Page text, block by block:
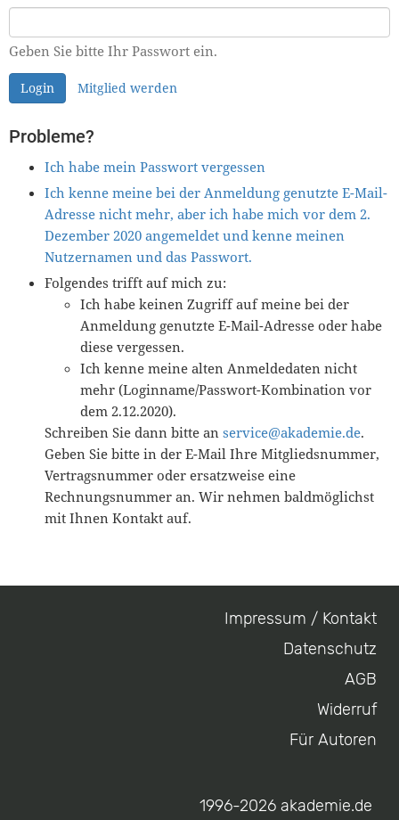
Geben Sie bitte Ihr Passwort ein.
Login Mitglied werden
Probleme?
Ich habe mein Passwort vergessen
Ich kenne meine bei der Anmeldung genutzte E-Mail-
Adresse nicht mehr, aber ich habe mich vor dem 2.
Dezember 2020 angemeldet und kenne meinen
Nutzernamen und das Passwort.
Folgendes trifft auf mich zu:
Ich habe keinen Zugriff auf meine bei der
Anmeldung genutzte E-Mail-Adresse oder habe
diese vergessen.
Ich kenne meine alten Anmeldedaten nicht
mehr (Loginname/Passwort-Kombination vor
dem 2.12.2020).
Schreiben Sie dann bitte an service@akademie.de.
Geben Sie bitte in der E-Mail Ihre Mitgliedsnummer,
Vertragsnummer oder ersatzweise eine
Rechnungsnummer an. Wir nehmen baldmöglichst
mit Ihnen Kontakt auf.
Impressum / Kontakt
Datenschutz
AGB
Widerruf
Für Autoren
1996-2026 akademie.de